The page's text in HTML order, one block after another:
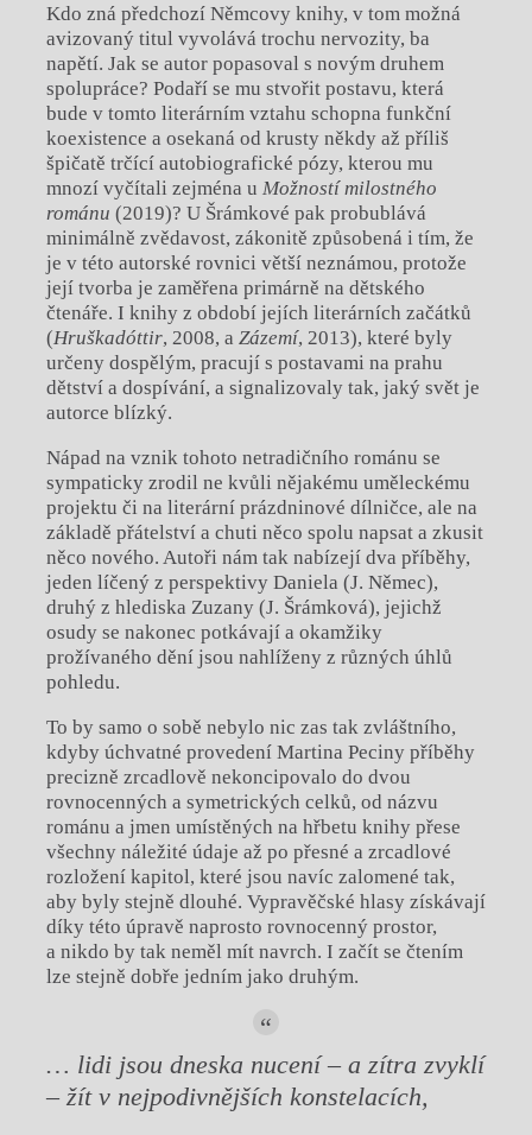
Kdo zná předchozí Němcovy knihy, v tom možná
avizovaný titul vyvolává trochu nervozity, ba
napětí. Jak se autor popasoval s novým druhem
spolupráce? Podaří se mu stvořit postavu, která
bude v tomto literárním vztahu schopna funkční
koexistence a osekaná od krusty někdy až příliš
špičatě trčící autobiografické pózy, kterou mu
mnozí vyčítali zejména u Možností milostného
románu (2019)? U Šrámkové pak probublává
minimálně zvědavost, zákonitě způsobená i tím, že
je v této autorské rovnici větší neznámou, protože
její tvorba je zaměřena primárně na dětského
čtenáře. I knihy z období jejích literárních začátků
(Hruškadóttir, 2008, a Zázemí, 2013), které byly
určeny dospělým, pracují s postavami na prahu
dětství a dospívání, a signalizovaly tak, jaký svět je
autorce blízký.
Nápad na vznik tohoto netradičního románu se
sympaticky zrodil ne kvůli nějakému uměleckému
projektu či na literární prázdninové dílničce, ale na
základě přátelství a chuti něco spolu napsat a zkusit
něco nového. Autoři nám tak nabízejí dva příběhy,
jeden líčený z perspektivy Daniela (J. Němec),
druhý z hlediska Zuzany (J. Šrámková), jejichž
osudy se nakonec potkávají a okamžiky
prožívaného dění jsou nahlíženy z různých úhlů
pohledu.
To by samo o sobě nebylo nic zas tak zvláštního,
kdyby úchvatné provedení Martina Peciny příběhy
precizně zrcadlově nekoncipovalo do dvou
rovnocenných a symetrických celků, od názvu
románu a jmen umístěných na hřbetu knihy přese
všechny náležité údaje až po přesné a zrcadlové
rozložení kapitol, které jsou navíc zalomené tak,
aby byly stejně dlouhé. Vypravěčské hlasy získávají
díky této úpravě naprosto rovnocenný prostor,
a nikdo by tak neměl mít navrch. I začít se čtením
lze stejně dobře jedním jako druhým.
… lidi jsou dneska nucení – a zítra zvyklí
– žít v nejpodivnějších konstelacích,